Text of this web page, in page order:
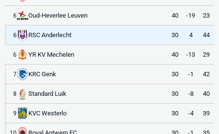
6 Oud-Heverlee Leuven 40 -19 23
6 RSC Anderlecht 30 4 44
6 YR KV Mechelen 40 -13 29
7 KRC Genk 30 -1 42
8 Standard Luik 30 -8 40
9 KVC Westerlo 30 -4 39
Royal Antwerp FC